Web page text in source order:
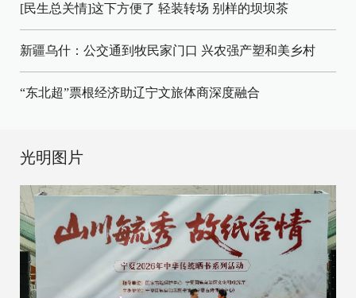
[民生总关情]这下方便了 轻装转场 别样的坝坝茶
新疆乌什：公交通到牧民家门口 兴农强产塑和美乡村
“东北超”票根经济助辽宁文旅体商深度融合
光明图片